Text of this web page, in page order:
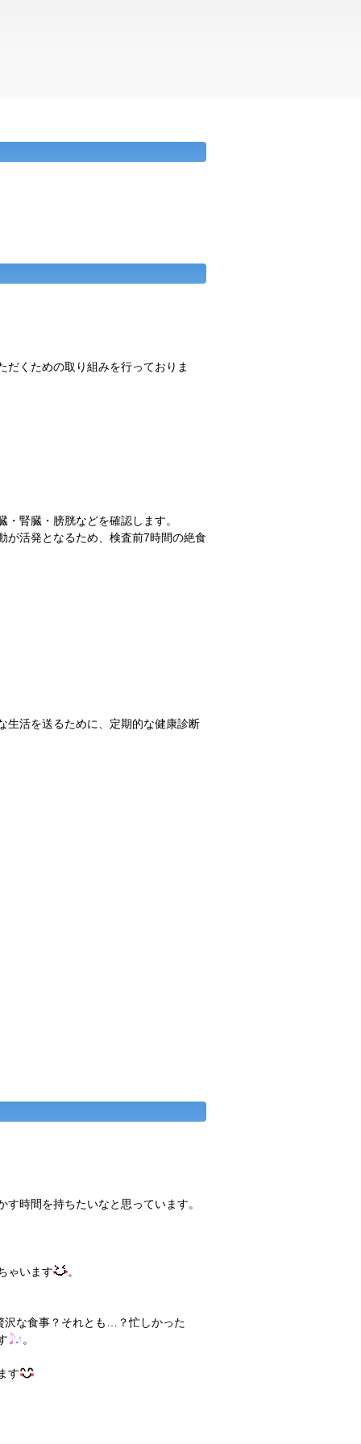
くための取り組みを行っておりま
腎臓・膀胱などを確認します。
が活発となるため、検査前7時間の絶食
生活を送るために、定期的な健康診断
時間を持ちたいなと思っています。
ゃいます
。
沢な食事？それとも…？忙しかった
。
す